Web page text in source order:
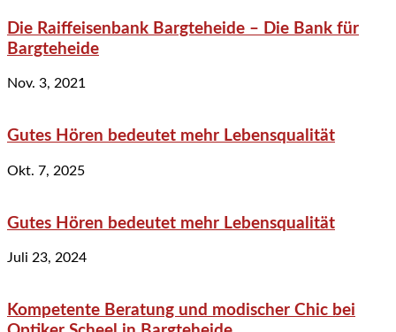
Die Raiffeisenbank Bargteheide – Die Bank für
Bargteheide
Nov. 3, 2021
Gutes Hören bedeutet mehr Lebensqualität
Okt. 7, 2025
Gutes Hören bedeutet mehr Lebensqualität
Juli 23, 2024
Kompetente Beratung und modischer Chic bei